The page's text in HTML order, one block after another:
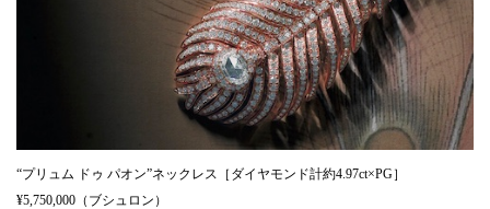
“プリュム ドゥ パオン”ネックレス［ダイヤモンド計約4.97ct×PG］
¥5,750,000（ブシュロン）